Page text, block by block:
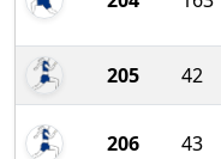
205 42
206 43